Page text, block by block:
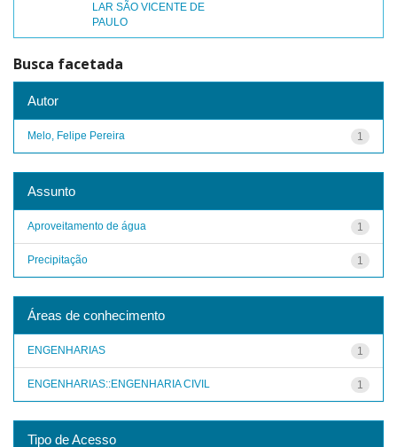
LAR SÃO VICENTE DE
PAULO
Busca facetada
Autor
1
Melo, Felipe Pereira
Assunto
1
Aproveitamento de água
1
Precipitação
Áreas de conhecimento
1
ENGENHARIAS
1
ENGENHARIAS::ENGENHARIA CIVIL
Tipo de Acesso